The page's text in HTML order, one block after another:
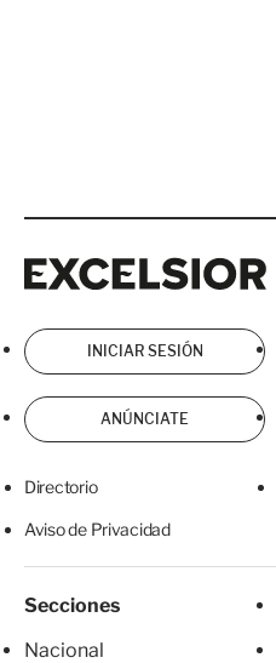
INICIAR SESIÓN
ANÚNCIATE
Directorio
Aviso de Privacidad
Secciones
Nacional